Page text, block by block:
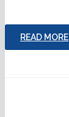
READ MORE